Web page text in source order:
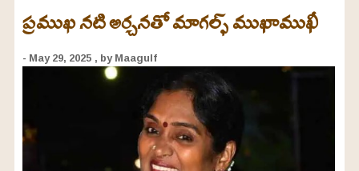
ప్రముఖ నటి అర్చనతో మాగల్ఫ్ ముఖాముఖీ
- May 29, 2025 , by Maagulf